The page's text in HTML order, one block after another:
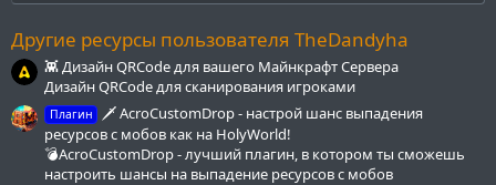
Другие ресурсы пользователя TheDandyha
👾 Дизайн QRCode для вашего Майнкрафт Сервера
Дизайн QRCode для сканирования игроками
Плагин
🗡️ AcroCustomDrop - настрой шанс выпадения
ресурсов с мобов как на HolyWorld!
💣AcroCustomDrop - лучший плагин, в котором ты сможешь
настроить шансы на выпадение ресурсов с мобов